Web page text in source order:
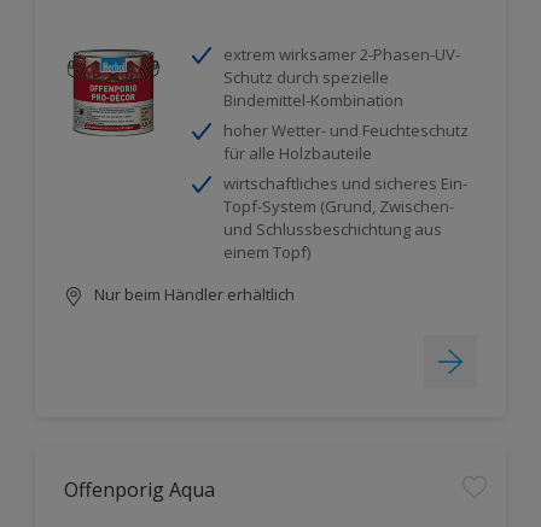
extrem wirksamer 2-Phasen-UV-
Schutz durch spezielle
Bindemittel-Kombination
hoher Wetter- und Feuchteschutz
für alle Holzbauteile
wirtschaftliches und sicheres Ein-
Topf-System (Grund, Zwischen-
und Schlussbeschichtung aus
einem Topf)
Nur beim Händler erhältlich
Offenporig Aqua